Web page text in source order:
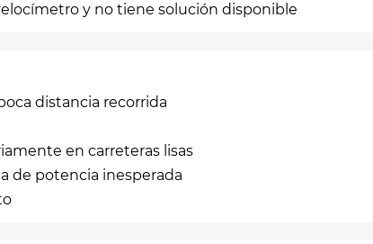
y no tiene solución disponible
distancia recorrida
en carreteras lisas
de potencia inesperada